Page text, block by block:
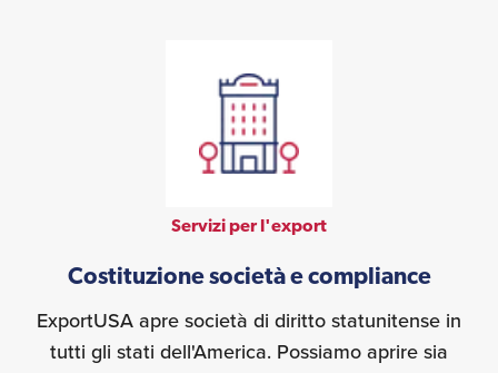
Servizi per l'export
Costituzione società e compliance
ExportUSA apre società di diritto statunitense in
tutti gli stati dell'America. Possiamo aprire sia